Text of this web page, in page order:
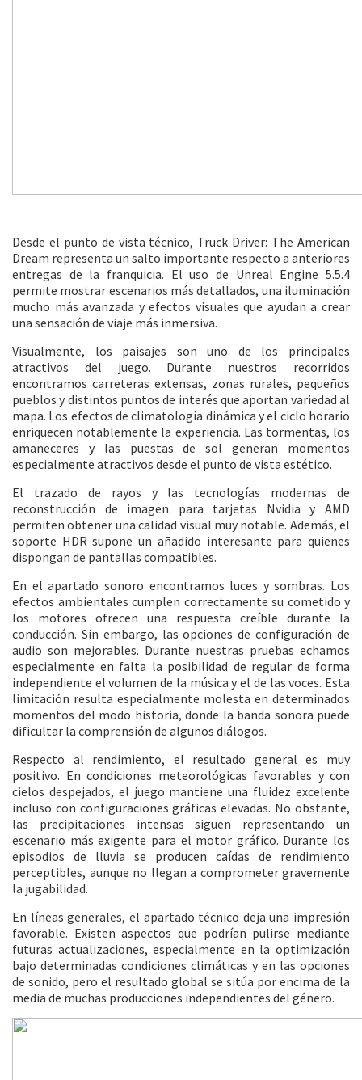
Desde el punto de vista técnico, Truck Driver: The American
Dream representa un salto importante respecto a anteriores
entregas de la franquicia. El uso de Unreal Engine 5.5.4
permite mostrar escenarios más detallados, una iluminación
mucho más avanzada y efectos visuales que ayudan a crear
una sensación de viaje más inmersiva.
Visualmente, los paisajes son uno de los principales
atractivos del juego. Durante nuestros recorridos
encontramos carreteras extensas, zonas rurales, pequeños
pueblos y distintos puntos de interés que aportan variedad al
mapa. Los efectos de climatología dinámica y el ciclo horario
enriquecen notablemente la experiencia. Las tormentas, los
amaneceres y las puestas de sol generan momentos
especialmente atractivos desde el punto de vista estético.
El trazado de rayos y las tecnologías modernas de
reconstrucción de imagen para tarjetas Nvidia y AMD
permiten obtener una calidad visual muy notable. Además, el
soporte HDR supone un añadido interesante para quienes
dispongan de pantallas compatibles.
En el apartado sonoro encontramos luces y sombras. Los
efectos ambientales cumplen correctamente su cometido y
los motores ofrecen una respuesta creíble durante la
conducción. Sin embargo, las opciones de configuración de
audio son mejorables. Durante nuestras pruebas echamos
especialmente en falta la posibilidad de regular de forma
independiente el volumen de la música y el de las voces. Esta
limitación resulta especialmente molesta en determinados
momentos del modo historia, donde la banda sonora puede
dificultar la comprensión de algunos diálogos.
Respecto al rendimiento, el resultado general es muy
positivo. En condiciones meteorológicas favorables y con
cielos despejados, el juego mantiene una fluidez excelente
incluso con configuraciones gráficas elevadas. No obstante,
las precipitaciones intensas siguen representando un
escenario más exigente para el motor gráfico. Durante los
episodios de lluvia se producen caídas de rendimiento
perceptibles, aunque no llegan a comprometer gravemente
la jugabilidad.
En líneas generales, el apartado técnico deja una impresión
favorable. Existen aspectos que podrían pulirse mediante
futuras actualizaciones, especialmente en la optimización
bajo determinadas condiciones climáticas y en las opciones
de sonido, pero el resultado global se sitúa por encima de la
media de muchas producciones independientes del género.